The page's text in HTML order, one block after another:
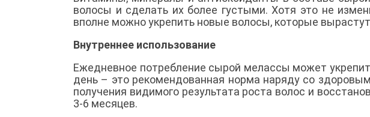
волосы и сделать их более густыми. Хотя это не
вполне можно укрепить новые волосы, которые
Внутреннее использование
Ежедневное потребление сырой мелассы может
день – это рекомендованная норма наряду со
получения видимого результата роста волос и
3-6 месяцев.